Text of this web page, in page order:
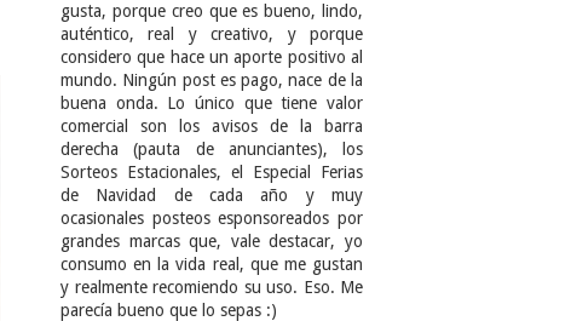
gusta, porque creo que es bueno, lindo,
auténtico, real y creativo, y porque
considero que hace un aporte positivo al
mundo. Ningún post es pago, nace de la
buena onda. Lo único que tiene valor
comercial son los avisos de la barra
derecha (pauta de anunciantes), los
Sorteos Estacionales, el Especial Ferias
de Navidad de cada año y muy
ocasionales posteos esponsoreados por
grandes marcas que, vale destacar, yo
consumo en la vida real, que me gustan
y realmente recomiendo su uso. Eso. Me
parecía bueno que lo sepas :)